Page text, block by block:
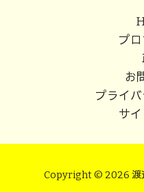
プ
お
プライ
サ
Copyright © 2026 渡